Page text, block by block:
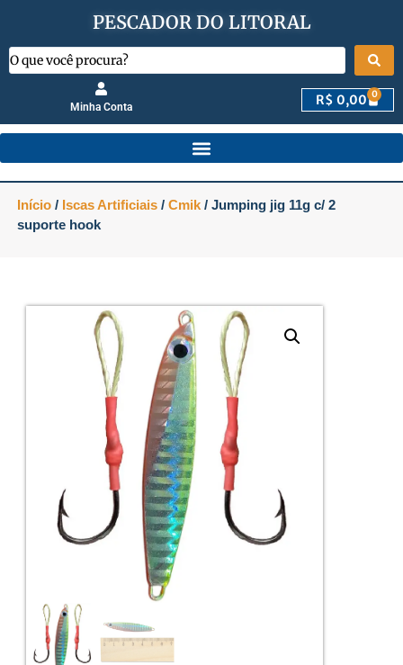
PESCADOR DO LITORAL
Minha Conta R$ 0,00 0
Início/ Iscas Artificiais/ Cmik/ Jumping jig 11g c/ 2
suporte hook